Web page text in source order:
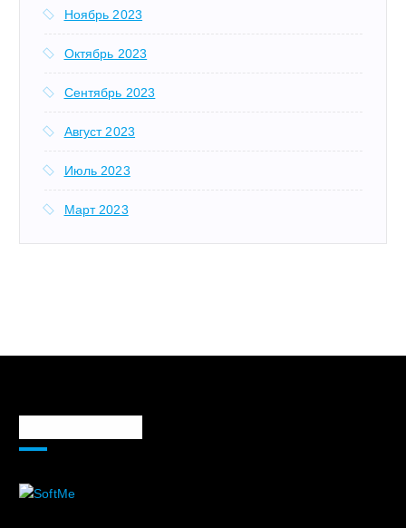
Ноябрь 2023
Октябрь 2023
Сентябрь 2023
Август 2023
Июль 2023
Март 2023